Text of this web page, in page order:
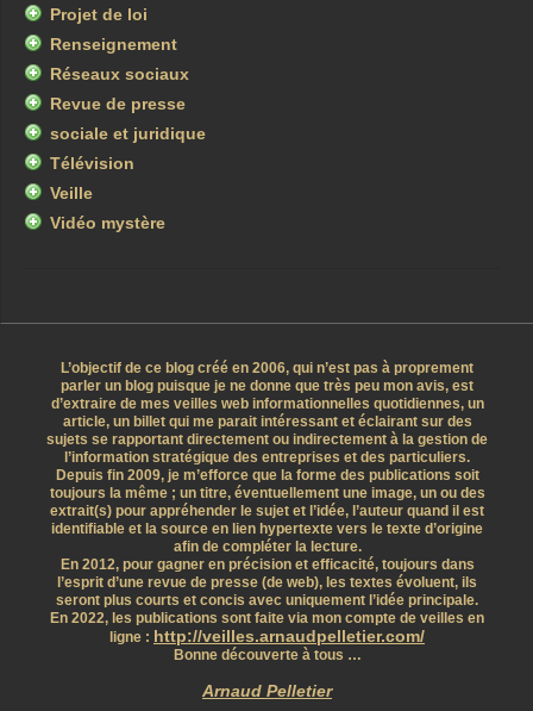
Projet de loi
Renseignement
Réseaux sociaux
Revue de presse
sociale et juridique
Télévision
Veille
Vidéo mystère
L’objectif de ce blog créé en 2006, qui n’est pas à proprement
parler un blog puisque je ne donne que très peu mon avis, est
d’extraire de mes veilles web informationnelles quotidiennes, un
article, un billet qui me parait intéressant et éclairant sur des
sujets se rapportant directement ou indirectement à la gestion de
l’information stratégique des entreprises et des particuliers.
Depuis fin 2009, je m’efforce que la forme des publications soit
toujours la même ; un titre, éventuellement une image, un ou des
extrait(s) pour appréhender le sujet et l’idée, l’auteur quand il est
identifiable et la source en lien hypertexte vers le texte d’origine
afin de compléter la lecture.
En 2012, pour gagner en précision et efficacité, toujours dans
l’esprit d’une revue de presse (de web), les textes évoluent, ils
seront plus courts et concis avec uniquement l’idée principale.
En 2022, les publications sont faite via mon compte de veilles en
ligne : http://veilles.arnaudpelletier.com/
Bonne découverte à tous …
Arnaud Pelletier